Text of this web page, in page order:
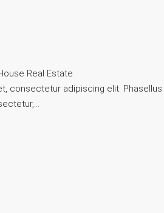
Real Estate
consectetur adipiscing elit. Phasellus